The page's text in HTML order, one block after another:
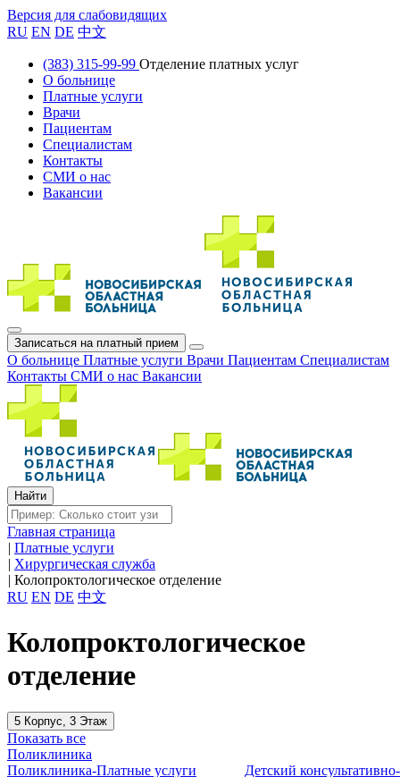
Версия для слабовидящих
RU EN DE 中文
(383) 315-99-99 Отделение платных услуг
О больнице
Платные услуги
Врачи
Пациентам
Специалистам
Контакты
СМИ о нас
Вакансии
Записаться на платный прием
О больнице Платные услуги Врачи Пациентам Специалистам
Контакты СМИ о нас Вакансии
Главная страница
| Платные услуги
| Хирургическая служба
| Колопроктологическое отделение
RU EN DE 中文
Колопроктологическое
отделение
5 Корпус, 3 Этаж
Показать все
Поликлиника
Поликлиника-Платные услуги
Детский консультативно-